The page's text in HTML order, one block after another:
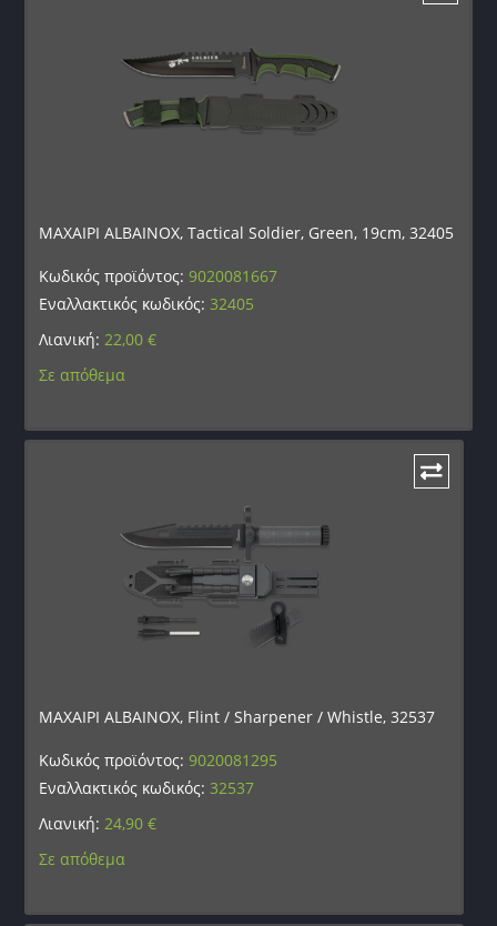
ΜΑΧΑΙΡΙ ALBAINOX, Tactical Soldier, Green, 19cm, 32405
Κωδικός προϊόντος:9020081667
Εναλλακτικός κωδικός: 32405
Λιανική: 22,00€
Σε απόθεμα
ΜΑΧΑΙΡΙ ALBAINOX, Flint / Sharpener / Whistle, 32537
Κωδικός προϊόντος:9020081295
Εναλλακτικός κωδικός: 32537
Λιανική: 24,90€
Σε απόθεμα